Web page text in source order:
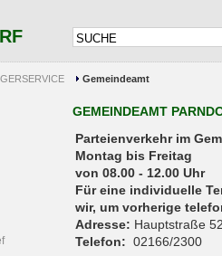
Gemeindeamt
GEMEINDEAMT
Parteienverkehr
Montag bis Freitag
von 08.00 - 12.00 Uhr
Für eine individuelle
wir, um vorherige
Adresse: Hauptstraße
Telefon: 02166/2300